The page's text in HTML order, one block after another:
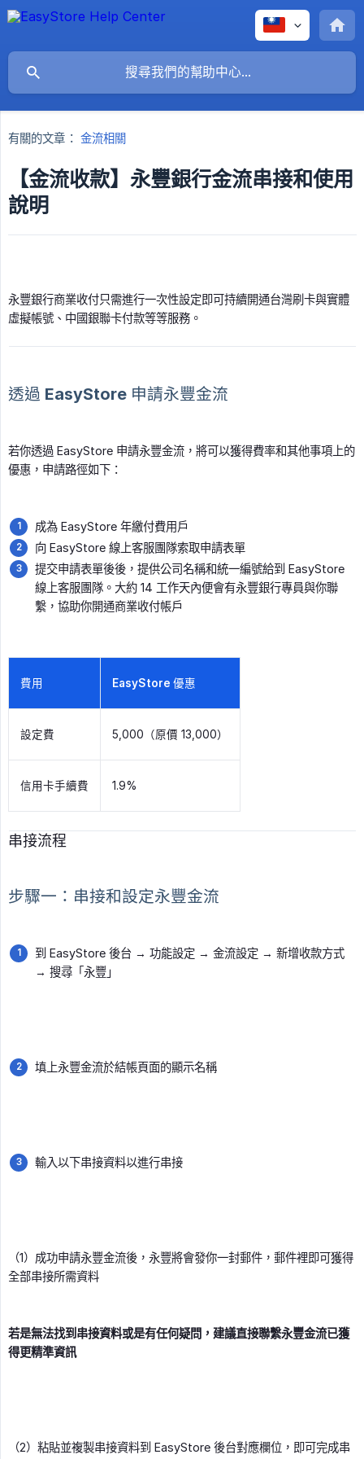
有關的文章： 金流相關
【金流收款】永豐銀行金流串接和使用
說明
永豐銀行商業收付只需進行一次性設定即可持續開通台灣刷卡與實體
虛擬帳號、中國銀聯卡付款等等服務。
透過 EasyStore 申請永豐金流
若你透過 EasyStore 申請永豐金流，將可以獲得費率和其他事項上的
優惠，申請路徑如下：
成為 EasyStore 年繳付費用戶
向 EasyStore 線上客服團隊索取申請表單
提交申請表單後後，提供公司名稱和統一編號給到 EasyStore
線上客服團隊。大約 14 工作天內便會有永豐銀行專員與你聯
繫，協助你開通商業收付帳戶
費用 EasyStore 優惠
設定費 5,000（原價 13,000）
信用卡手續費 1.9%
串接流程
步驟一：串接和設定永豐金流
到 EasyStore 後台 → 功能設定 → 金流設定 → 新增收款方式
→ 搜尋「永豐」
填上永豐金流於結帳頁面的顯示名稱
輸入以下串接資料以進行串接
（1）成功申請永豐金流後，永豐將會發你一封郵件，郵件裡即可獲得
全部串接所需資料
若是無法找到串接資料或是有任何疑問，建議直接聯繫永豐金流已獲
得更精準資訊
（2）粘貼並複製串接資料到 EasyStore 後台對應欄位，即可完成串